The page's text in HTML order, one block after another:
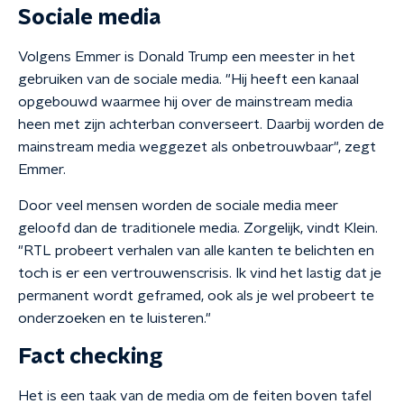
Sociale media
Volgens Emmer is Donald Trump een meester in het
gebruiken van de sociale media. "Hij heeft een kanaal
opgebouwd waarmee hij over de mainstream media
heen met zijn achterban converseert. Daarbij worden de
mainstream media weggezet als onbetrouwbaar", zegt
Emmer.
Door veel mensen worden de sociale media meer
geloofd dan de traditionele media. Zorgelijk, vindt Klein.
"RTL probeert verhalen van alle kanten te belichten en
toch is er een vertrouwenscrisis. Ik vind het lastig dat je
permanent wordt geframed, ook als je wel probeert te
onderzoeken en te luisteren."
Fact checking
Het is een taak van de media om de feiten boven tafel